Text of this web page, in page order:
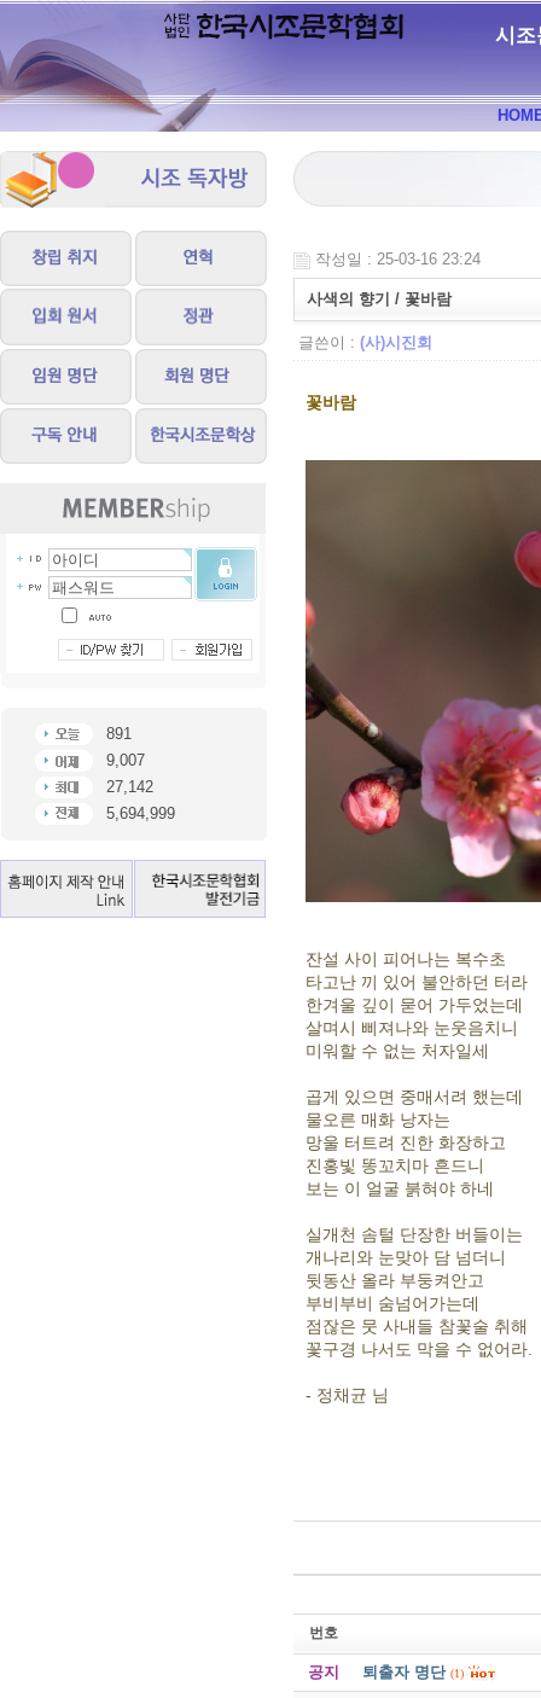
시조
891
9,007
27,142
5,694,999
작성일 : 25-03-16 23:24
사색의 향기 / 꽃바람
글쓴이 : (사)시진회
꽃바람
잔설 사이 피어나는 복수초
타고난 끼 있어 불안하던 터라
한겨울 깊이 묻어 가두었는데
살며시 삐져나와 눈웃음치니
미워할 수 없는 처자일세
곱게 있으면 중매서려 했는데
물오른 매화 낭자는
망울 터트려 진한 화장하고
진홍빛 똥꼬치마 흔드니
보는 이 얼굴 붉혀야 하네
실개천 솜털 단장한 버들이는
개나리와 눈맞아 담 넘더니
뒷동산 올라 부둥켜안고
부비부비 숨넘어가는데
점잖은 뭇 사내들 참꽃술 취해
꽃구경 나서도 막을 수 없어라.
- 정채균 님
번호
공지 퇴출자 명단 (1)